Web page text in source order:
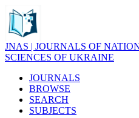
JNAS | JOURNALS OF
SCIENCES OF UKRAINE
JOURNALS
BROWSE
SEARCH
SUBJECTS